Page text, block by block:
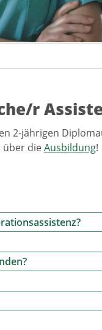
r
2-jährigen
über dieAusbildung!